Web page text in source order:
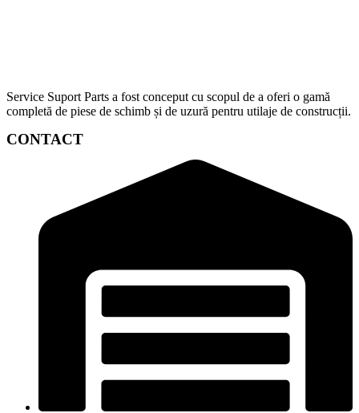
Service Suport Parts a fost conceput cu scopul de a oferi o gamă
completă de piese de schimb și de uzură pentru utilaje de construcții.
CONTACT